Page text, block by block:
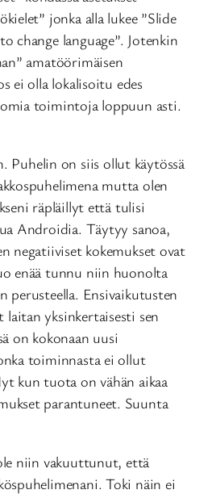
jonka alla lukee ”Slide
change language”. Jotenkin
amatöörimäisen
ei olla lokalisoitu edes
toimintoja loppuun asti.
Puhelin on siis ollut käytössä
mutta olen
räpläillyt että tulisi
Androidia. Täytyy sanoa,
negatiiviset kokemukset ovat
enää tunnu niin huonolta
perusteella. Ensivaikutusten
laitan yksinkertaisesti sen
on kokonaan uusi
toiminnasta ei ollut
kun tuota on vähän aikaa
parantuneet. Suunta
niin vakuuttunut, että
Toki näin ei